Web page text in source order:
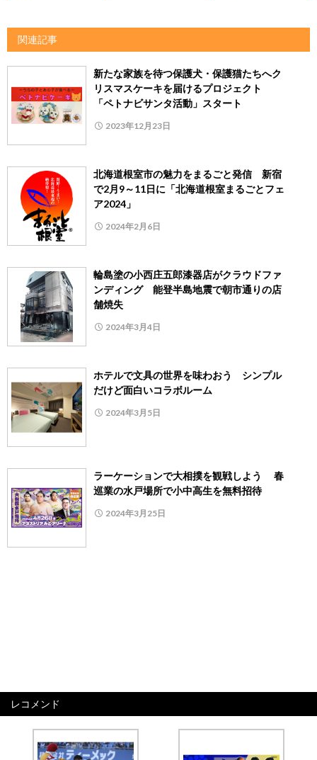
関連記事
新たな家族を待つ保護犬・保護猫たちへク
リスマスケーキを届けるプロジェクト
「ペトナビサンタ活動」スタート
2023年12月23日
北海道根室市の魅力をまるごと発信 新宿
で2月9～11日に「北海道根室まるごとフェ
ア2024」
2024年2月6日
輪島塗の小西庄五郎漆器店がクラウドファ
ンディング 能登半島地震で朝市通りの店
舗焼失
2024年3月4日
ホテルで文具の世界を味わおう シンプル
だけど面白いコラボルーム
2024年3月5日
ラーケーションで大相撲を観戦しよう 春
巡業の水戸場所で小中高生を無料招待
2024年3月25日
レコメンド